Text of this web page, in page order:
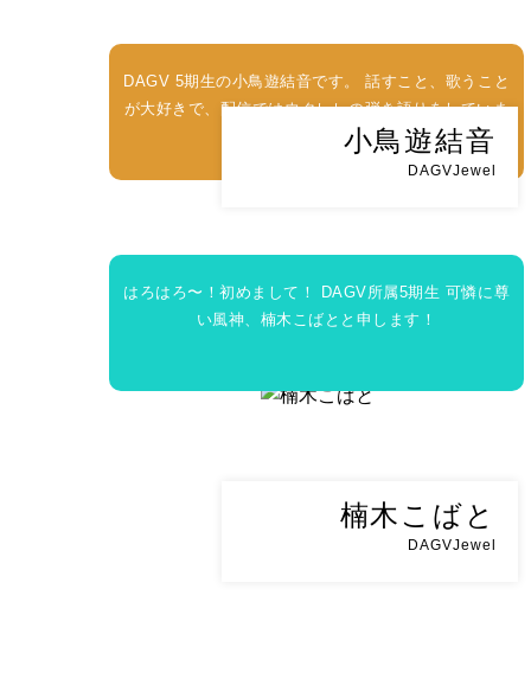
DAGV 5期生の小鳥遊結音です。 話すこと、歌うこと
が大好きで、配信ではウクレレの弾き語りをしていま
小鳥遊結音
DAGVJewel
はろはろ〜！初めまして！ DAGV所属5期生 可憐に尊
い風神、楠木こばとと申します！
楠木こばと
DAGVJewel